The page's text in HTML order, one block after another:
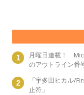
月曜日連載！
のアウトライン番
「宇多田ヒカル/
止符」